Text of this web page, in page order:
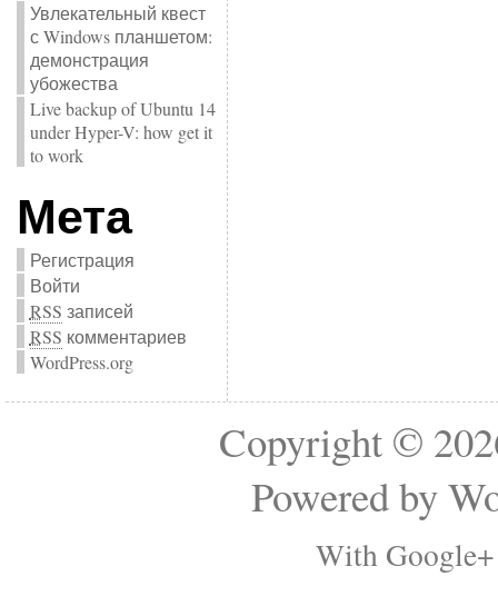
Увлекательный квест
с Windows планшетом:
демонстрация
убожества
Live backup of Ubuntu 14
under Hyper-V: how get it
to work
Мета
Регистрация
Войти
RSS записей
RSS комментариев
WordPress.org
Copyright ©
Powered by
With